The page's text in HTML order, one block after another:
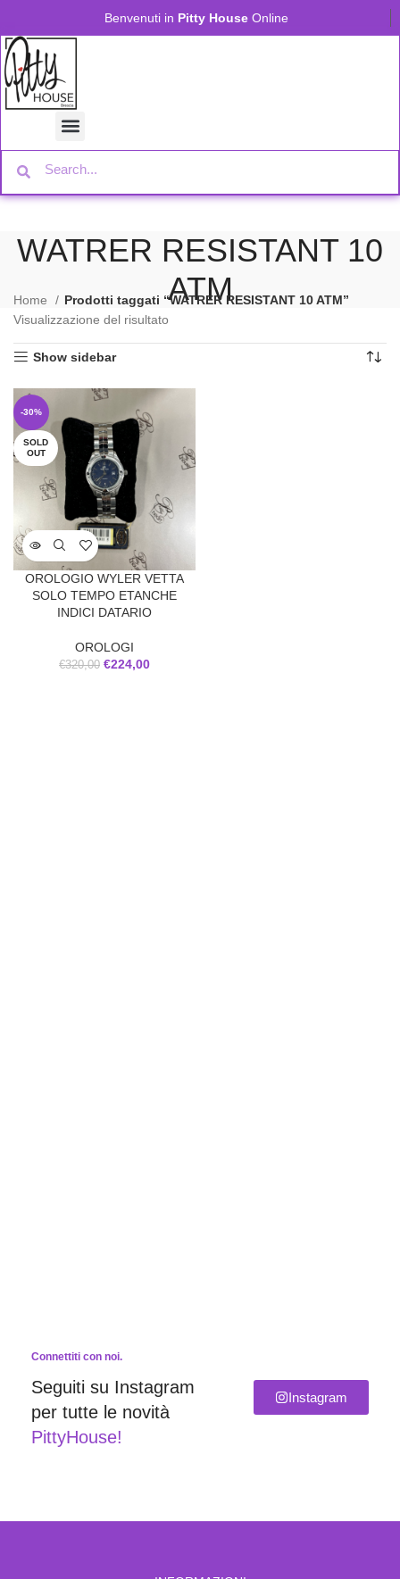
Benvenuti in Pitty House Online
WATRER RESISTANT 10
ATM
Home
Prodotti taggati “WATRER RESISTANT 10 ATM”
Visualizzazione del risultato
Show sidebar
-30%
SOLD
OUT
OROLOGIO WYLER VETTA
SOLO TEMPO ETANCHE
INDICI DATARIO
OROLOGI
€320,00 €224,00
Connettiti con noi.
Seguiti su Instagram
per tutte le novità
PittyHouse!
Instagram